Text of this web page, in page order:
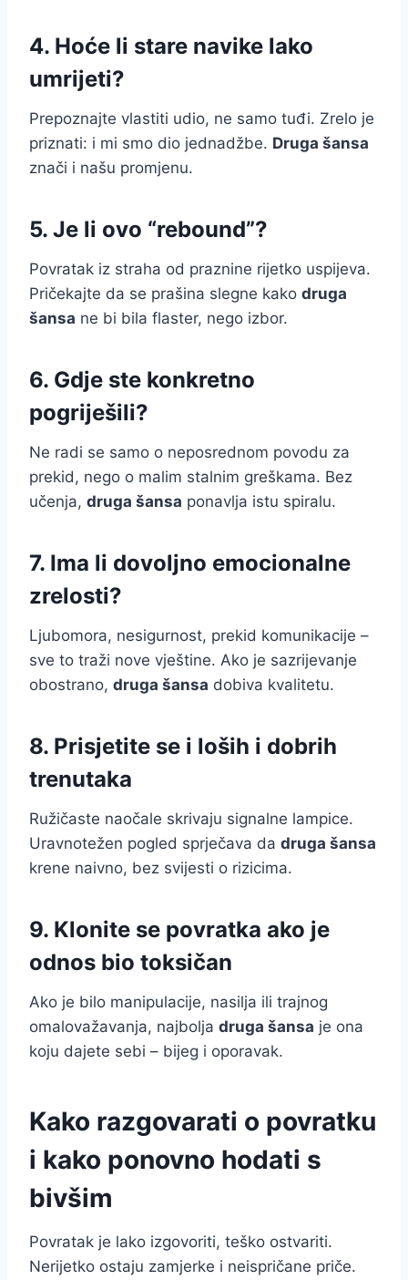
4. Hoće li stare navike lako
umrijeti?
Prepoznajte vlastiti udio, ne samo tuđi. Zrelo je
priznati: i mi smo dio jednadžbe. Druga šansa
znači i našu promjenu.
5. Je li ovo “rebound”?
Povratak iz straha od praznine rijetko uspijeva.
Pričekajte da se prašina slegne kako druga
šansa ne bi bila flaster, nego izbor.
6. Gdje ste konkretno
pogriješili?
Ne radi se samo o neposrednom povodu za
prekid, nego o malim stalnim greškama. Bez
učenja, druga šansa ponavlja istu spiralu.
7. Ima li dovoljno emocionalne
zrelosti?
Ljubomora, nesigurnost, prekid komunikacije –
sve to traži nove vještine. Ako je sazrijevanje
obostrano, druga šansa dobiva kvalitetu.
8. Prisjetite se i loših i dobrih
trenutaka
Ružičaste naočale skrivaju signalne lampice.
Uravnotežen pogled sprječava da druga šansa
krene naivno, bez svijesti o rizicima.
9. Klonite se povratka ako je
odnos bio toksičan
Ako je bilo manipulacije, nasilja ili trajnog
omalovažavanja, najbolja druga šansa je ona
koju dajete sebi – bijeg i oporavak.
Kako razgovarati o povratku
i kako ponovno hodati s
bivšim
Povratak je lako izgovoriti, teško ostvariti.
Nerijetko ostaju zamjerke i neispričane priče.